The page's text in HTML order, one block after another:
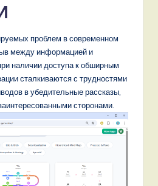
проблем в современном
между информацией и
наличии доступа к обширным
сталкиваются с трудностями
в убедительные рассказы,
сторонами.